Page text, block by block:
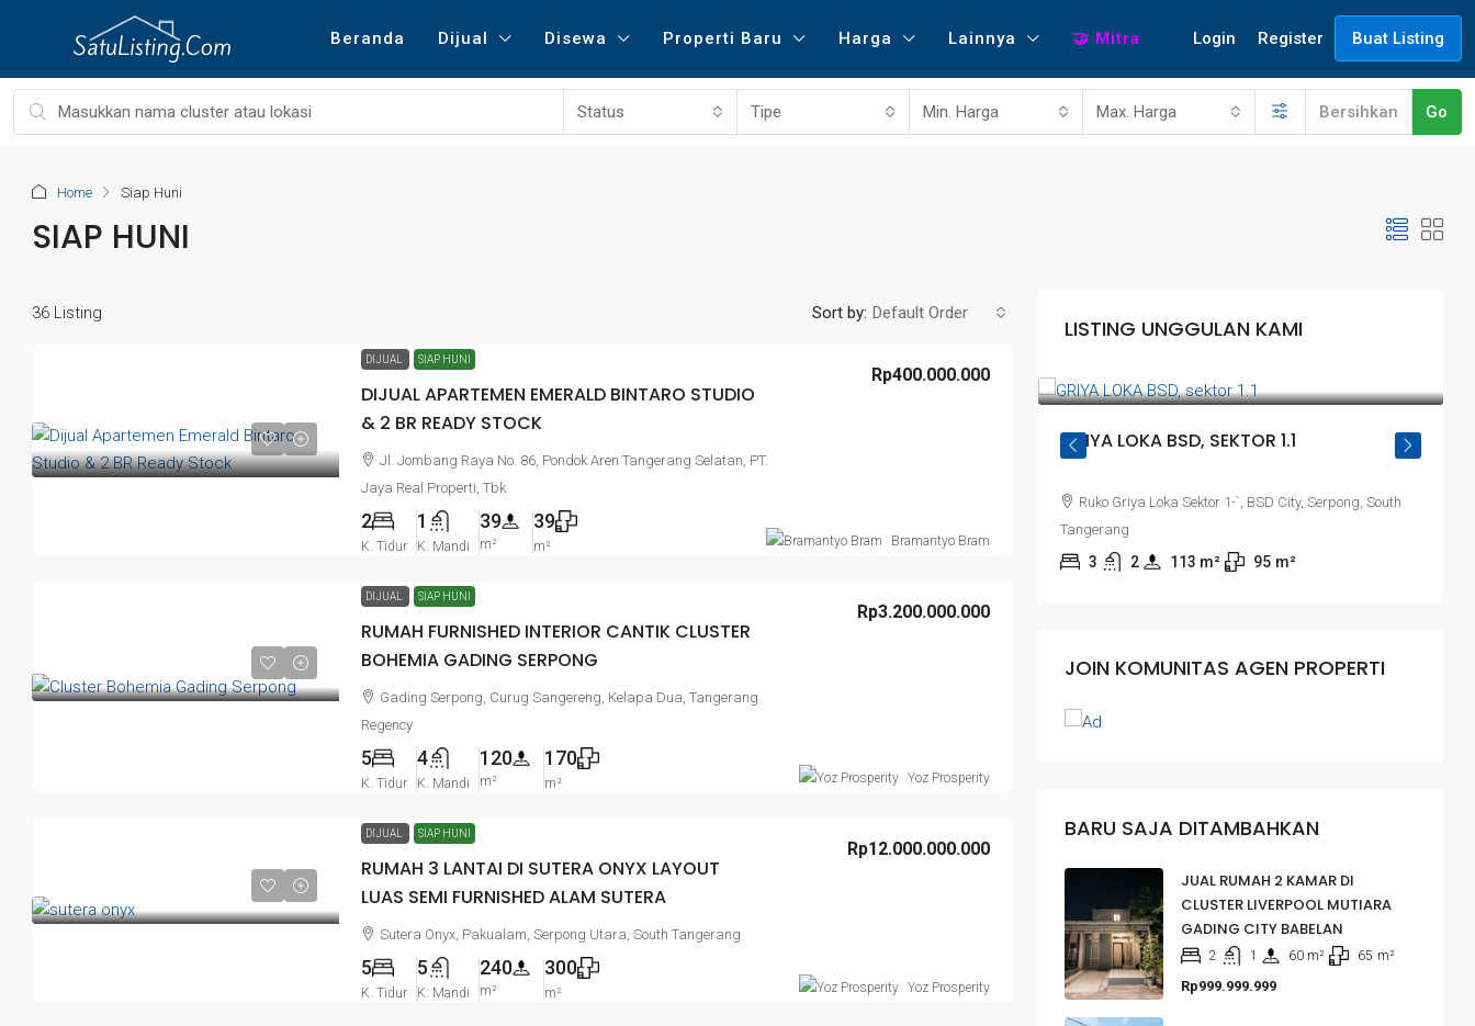
Beranda Dijual Disewa Properti Baru Harga Lainnya 🤝 Mitra Login Register Buat Listing
Status Tipe Min. Harga Max. Harga Bersihkan Go
Home Siap Huni
SIAP HUNI
36 Listing Sort by: Default Order
DIJUAL SIAP HUNI
DIJUAL APARTEMEN EMERALD BINTARO STUDIO
& 2 BR READY STOCK
Rp400.000.000
Jl. Jombang Raya No. 86, Pondok Aren Tangerang Selatan, PT.
Jaya Real Properti, Tbk
2
K. Tidur
1
K. Mandi
39
m²
39
m² Bramantyo Bram
DIJUAL SIAP HUNI
RUMAH FURNISHED INTERIOR CANTIK CLUSTER
BOHEMIA GADING SERPONG
Rp3.200.000.000
Gading Serpong, Curug Sangereng, Kelapa Dua, Tangerang
Regency
5
K. Tidur
4
K. Mandi
120
m²
170
m² Yoz Prosperity
DIJUAL SIAP HUNI
RUMAH 3 LANTAI DI SUTERA ONYX LAYOUT
LUAS SEMI FURNISHED ALAM SUTERA
Rp12.000.000.000
Sutera Onyx, Pakualam, Serpong Utara, South Tangerang
5
K. Tidur
5
K. Mandi
240
m²
300
m² Yoz Prosperity
LISTING UNGGULAN KAMI
Rp780.000.000
RUMAH 2 LANTAI DEKAT AEON MALL DAPAT
Jl. Orange county boulevard Lippo Cikarang Bekasi,
60 m² 55 m²
MAS TANGERANG
Lengkong Karya, Serpong Utara
GRIYA LOKA BSD, SEKTOR 1.1
Ruko Griya Loka Sektor 1-`, BSD City, Serpong, South
Tangerang
3 2 113 m² 95 m²
JOIN KOMUNITAS AGEN PROPERTI
BARU SAJA DITAMBAHKAN
JUAL RUMAH 2 KAMAR DI
CLUSTER LIVERPOOL MUTIARA
GADING CITY BABELAN
2 1 60 m² 65 m²
Rp999.999.999